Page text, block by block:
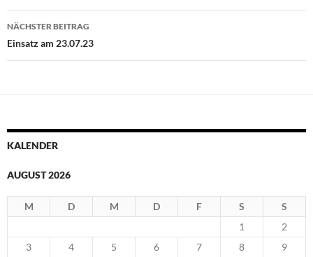
NÄCHSTER BEITRAG
Einsatz am 23.07.23
KALENDER
AUGUST 2026
M D M D F S S
1
2
3
4 5 6 7 8
9